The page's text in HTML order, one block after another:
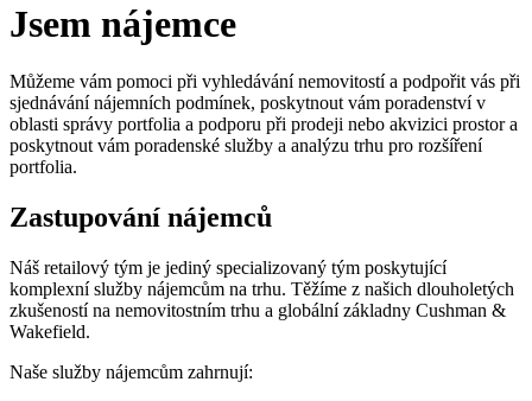
Jsem nájemce
Můžeme vám pomoci při vyhledávání nemovitostí a podpořit vás při
sjednávání nájemních podmínek, poskytnout vám poradenství v
oblasti správy portfolia a podporu při prodeji nebo akvizici prostor a
poskytnout vám poradenské služby a analýzu trhu pro rozšíření
portfolia.
Zastupování nájemců
Náš retailový tým je jediný specializovaný tým poskytující
komplexní služby nájemcům na trhu. Těžíme z našich dlouholetých
zkušeností na nemovitostním trhu a globální základny Cushman &
Wakefield.
Naše služby nájemcům zahrnují: